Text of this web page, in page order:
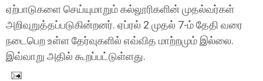
ஏற்பாடுகளை செய்யுமாறும் கல்லூரிகளின் முதல்வர்கள்
அறிவுறுத்தப்படுகின்றனர். ஏப்ரல் 2 முதல் 7-ம் தேதி வரை
நடைபெற உள்ள தேர்வுகளில் எவ்வித மாற்றமும் இல்லை.
இவ்வாறு அதில் கூறப்பட்டுள்ளது.